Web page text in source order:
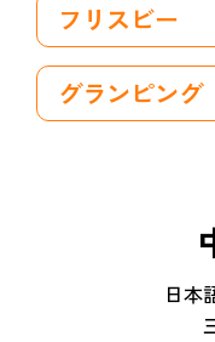
フリスビー
グランピング
日本